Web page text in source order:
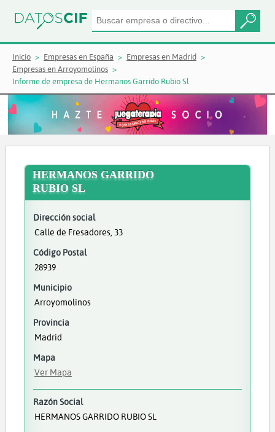
Inicio Empresas en España
Empresas en Madrid
Empresas en Arroyomolinos
Informe de empresa de Hermanos Garrido Rubio Sl
HERMANOS GARRIDO
RUBIO SL
Dirección social
Calle de Fresadores, 33
Código Postal
28939
Municipio
Arroyomolinos
Provincia
Madrid
Mapa
Ver Mapa
Razón Social
HERMANOS GARRIDO RUBIO SL